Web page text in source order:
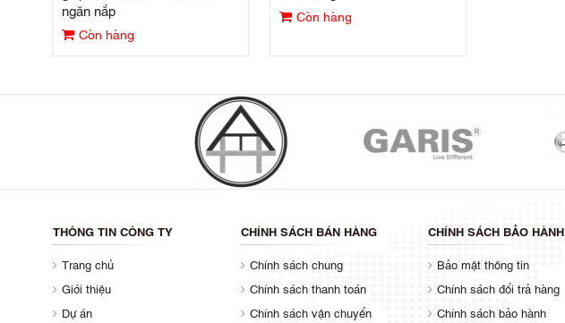
ngăn nắp
Còn hàng
Còn hàng
THÔNG TIN CÔNG TY
Trang chủ
Giới thiệu
Dự án
CHÍNH SÁCH BÁN HÀNG
Chính sách chung
Chính sách thanh toán
Chính sách vận chuyển
CHÍNH SÁCH BẢO HÀNH
Bảo mật thông tin
Chính sách đổi trả hàng
Chính sách bảo hành